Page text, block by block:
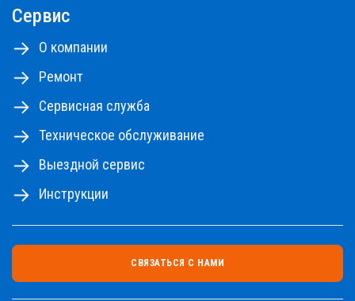
ПРАЙС-ЛИСТ НА РЕМОНТНЫЕ РАБОТЫ
Сервис
О компании
Ремонт
Сервисная служба
Техническое обслуживание
Выездной сервис
Инструкции
СВЯЗАТЬСЯ С НАМИ